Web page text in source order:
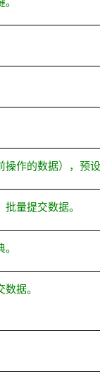
作的数据），预设
量提交数据。
据。